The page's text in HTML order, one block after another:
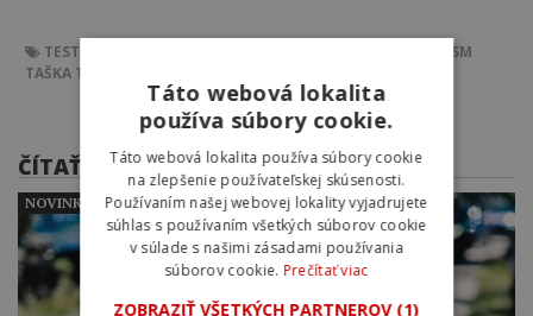
TEST
BATOH THULE CHASM
TAŠKA THULE CHASM 70L
ČÍTAŤ ĎALEJ
NOVINKY
Táto webová lokalita
používa súbory cookie.
Táto webová lokalita používa súbory cookie
na zlepšenie používateľskej skúsenosti.
Používaním našej webovej lokality vyjadrujete
súhlas s používaním všetkých súborov cookie
v súlade s našimi zásadami používania
súborov cookie. Prečítať viac
ZOBRAZIŤ VŠETKÝCH PARTNEROV (1)